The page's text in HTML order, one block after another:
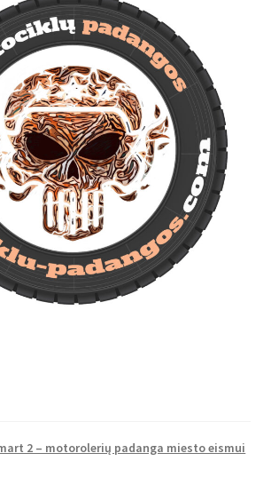
2 – motorolerių padanga miesto eismui